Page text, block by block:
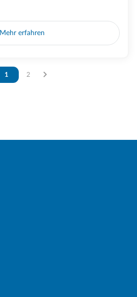
Mehr erfahren
Vous êtes sur la page
1 Vous êtes sur la page
2